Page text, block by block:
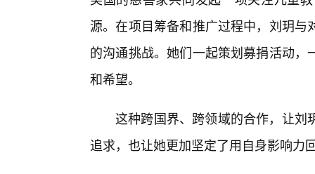
源。在项目筹备和推广过程中，刘玥
的沟通挑战。她们一起策划募捐活动
和希望。
这种跨国界、跨领域的合作，让刘
追求，也让她更加坚定了用自身影响力